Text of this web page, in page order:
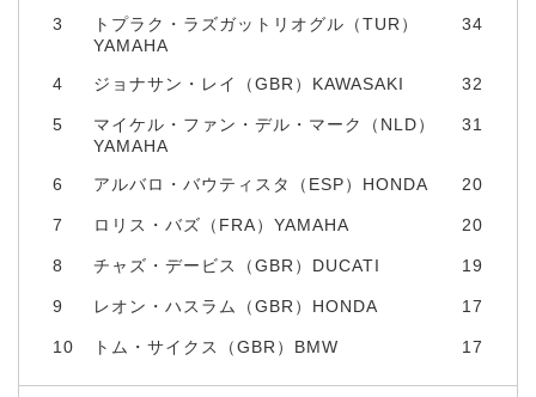
3
トプラク・ラズガットリオグル（TUR）
YAMAHA
34
4 ジョナサン・レイ（GBR）KAWASAKI 32
5
マイケル・ファン・デル・マーク（NLD）
YAMAHA
31
6 アルバロ・バウティスタ（ESP）HONDA 20
7 ロリス・バズ（FRA）YAMAHA 20
8 チャズ・デービス（GBR）DUCATI 19
9 レオン・ハスラム（GBR）HONDA 17
10 トム・サイクス（GBR）BMW 17